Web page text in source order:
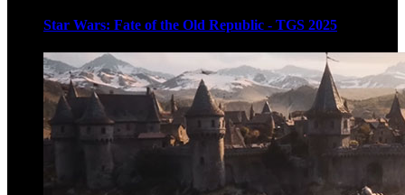
Star Wars: Fate of the Old Republic - TGS 2025